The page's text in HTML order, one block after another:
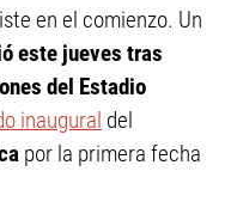
en el comienzo. Un
este jueves tras
del Estadio
inaugural del
por la primera fecha